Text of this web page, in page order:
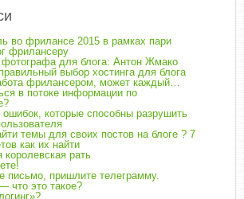
во фрилансе 2015 в рамках пари
фрилансеру
фотографа для блога: Антон Жмако
выбор хостинга для блога
фрилансером, может каждый…
в потоке информации по
ошибок, которые способны разрушить
темы для своих постов на блоге ? 7
как их найти
королевская рать
письмо, пришлите телеграмму.
что это такое?